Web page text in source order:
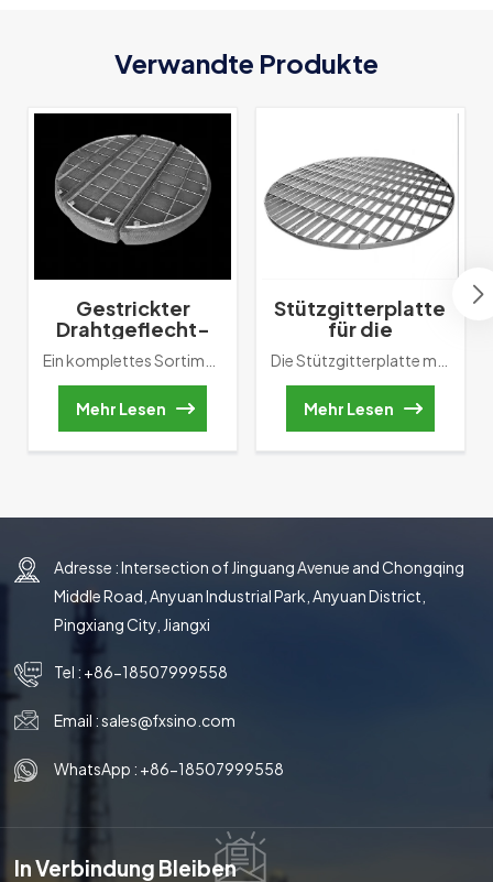
Verwandte Produkte
Gestrickter
Drahtgeflecht-
Demister,
Drahtgeflecht-
Tropfenabscheider
Mehr Lesen
Stützgitterplatte
für die
Destillationskolonne
mit zufälliger
Packung
Mehr Lesen
Adresse : Intersection of Jinguang Avenue and Chongqing
Middle Road, Anyuan Industrial Park, Anyuan District,
Pingxiang City, Jiangxi
Tel : +86-18507999558
Email :sales@fxsino.com
WhatsApp : +86-18507999558
In Verbindung Bleiben